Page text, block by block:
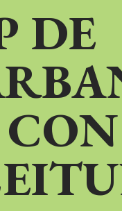
DE
CON